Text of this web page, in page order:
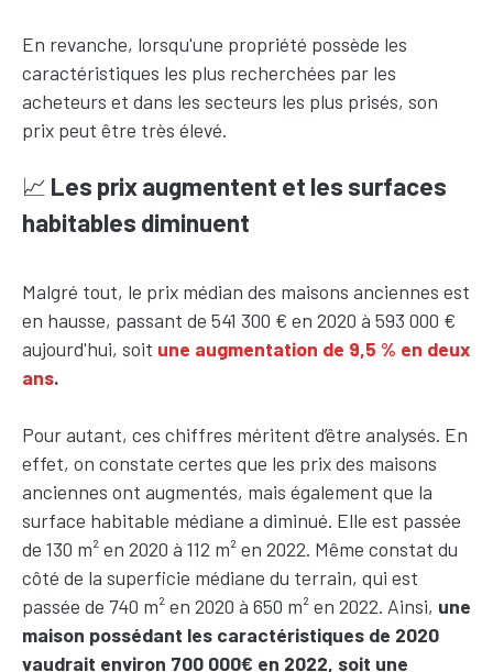
En revanche, lorsqu'une propriété possède les
caractéristiques les plus recherchées par les
acheteurs et dans les secteurs les plus prisés, son
prix peut être très élevé.
📈 Les prix augmentent et les surfaces
habitables diminuent
Malgré tout, le prix médian des maisons anciennes est
en hausse, passant de 541 300 € en 2020 à 593 000 €
aujourd'hui, soit une augmentation de 9,5 % en deux
ans.
Pour autant, ces chiffres méritent d’être analysés. En
effet, on constate certes que les prix des maisons
anciennes ont augmentés, mais également que la
surface habitable médiane a diminué. Elle est passée
de 130 m² en 2020 à 112 m² en 2022. Même constat du
côté de la superficie médiane du terrain, qui est
passée de 740 m² en 2020 à 650 m² en 2022. Ainsi, une
maison possédant les caractéristiques de 2020
vaudrait environ 700 000€ en 2022, soit une